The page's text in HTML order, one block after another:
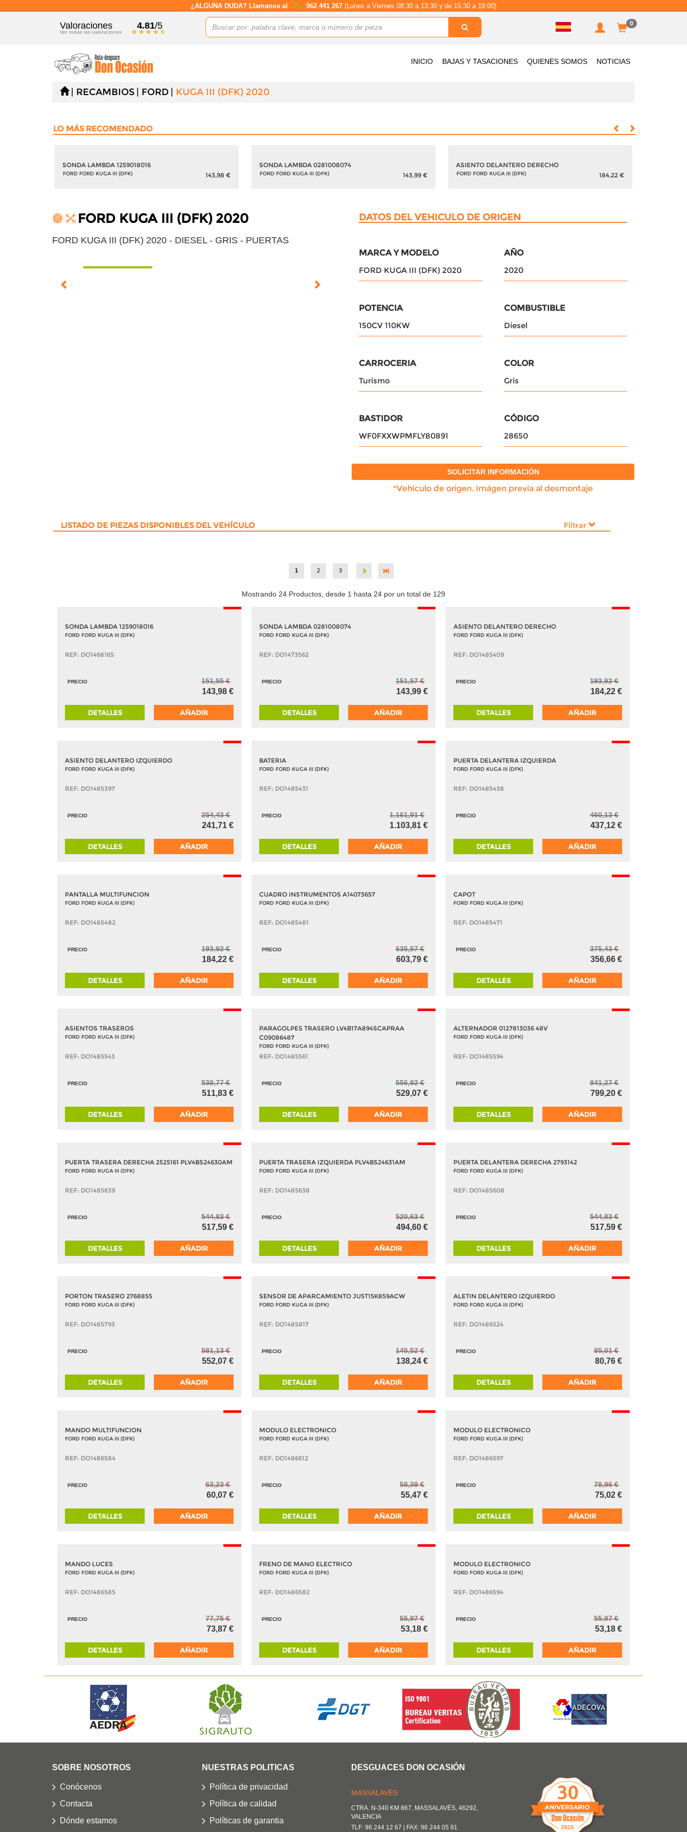
¿ALGUNA DUDA? Llamanos al 962 441 267 (Lunes a Viernes 08:30 a 13:30 y de 15:30 a 19:00)
Valoraciones
Ver todas las valoraciones
4.81/5 0
INICIO BAJAS Y TASACIONES QUIENES SOMOS NOTICIAS
RECAMBIOS FORD KUGA III (DFK) 2020
LO MÁS RECOMENDADO
SONDA LAMBDA 1259018016
FORD FORD KUGA III (DFK) 143,98 €
SONDA LAMBDA 0281008074
FORD FORD KUGA III (DFK) 143,99 €
ASIENTO DELANTERO DERECHO
FORD FORD KUGA III (DFK) 184,22 €
FORD KUGA III (DFK) 2020
FORD KUGA III (DFK) 2020 - DIESEL - GRIS - PUERTAS
DATOS DEL VEHICULO DE ORIGEN
MARCA Y MODELO
FORD KUGA III (DFK) 2020
AÑO
2020
POTENCIA
150CV 110KW
COMBUSTIBLE
Diesel
CARROCERIA
Turismo
COLOR
Gris
BASTIDOR
WF0FXXWPMFLY80891
CÓDIGO
28650
SOLICITAR INFORMACIÓN
*Vehiculo de origen. Imágen previa al desmontaje
LISTADO DE PIEZAS DISPONIBLES DEL VEHÍCULO Filtrar
1 2 3
Mostrando 24 Productos, desde 1 hasta 24 por un total de 129
SONDA LAMBDA 1259018016
FORD FORD KUGA III (DFK)
REF: DO1468165
PRECIO 151,55 €
143,98 €
DETALLES AÑADIR
SONDA LAMBDA 0281008074
FORD FORD KUGA III (DFK)
REF: DO1473562
PRECIO 151,57 €
143,99 €
DETALLES AÑADIR
ASIENTO DELANTERO DERECHO
FORD FORD KUGA III (DFK)
REF: DO1485409
PRECIO 193,92 €
184,22 €
DETALLES AÑADIR
ASIENTO DELANTERO IZQUIERDO
FORD FORD KUGA III (DFK)
REF: DO1485397
PRECIO 254,43 €
241,71 €
DETALLES AÑADIR
BATERIA
FORD FORD KUGA III (DFK)
REF: DO1485431
PRECIO 1.161,91 €
1.103,81 €
DETALLES AÑADIR
PUERTA DELANTERA IZQUIERDA
FORD FORD KUGA III (DFK)
REF: DO1485438
PRECIO 460,13 €
437,12 €
DETALLES AÑADIR
PANTALLA MULTIFUNCION
FORD FORD KUGA III (DFK)
REF: DO1485482
PRECIO 193,92 €
184,22 €
DETALLES AÑADIR
CUADRO INSTRUMENTOS A14073657
FORD FORD KUGA III (DFK)
REF: DO1485481
PRECIO 635,57 €
603,79 €
DETALLES AÑADIR
CAPOT
FORD FORD KUGA III (DFK)
REF: DO1485471
PRECIO 375,43 €
356,66 €
DETALLES AÑADIR
ASIENTOS TRASEROS
FORD FORD KUGA III (DFK)
REF: DO1485543
PRECIO 538,77 €
511,83 €
DETALLES AÑADIR
PARAGOLPES TRASERO LV4B17A894SCAPRAA
C09086487
FORD FORD KUGA III (DFK)
REF: DO1485561
PRECIO 556,92 €
529,07 €
DETALLES AÑADIR
ALTERNADOR 0127813036 48V
FORD FORD KUGA III (DFK)
REF: DO1485594
PRECIO 841,27 €
799,20 €
DETALLES AÑADIR
PUERTA TRASERA DERECHA 2525161 PLV4BS24630AM
FORD FORD KUGA III (DFK)
REF: DO1485639
PRECIO 544,83 €
517,59 €
DETALLES AÑADIR
PUERTA TRASERA IZQUIERDA PLV4BS24631AM
FORD FORD KUGA III (DFK)
REF: DO1485638
PRECIO 520,63 €
494,60 €
DETALLES AÑADIR
PUERTA DELANTERA DERECHA 2793142
FORD FORD KUGA III (DFK)
REF: DO1485608
PRECIO 544,83 €
517,59 €
DETALLES AÑADIR
PORTON TRASERO 2768855
FORD FORD KUGA III (DFK)
REF: DO1485793
PRECIO 581,13 €
552,07 €
DETALLES AÑADIR
SENSOR DE APARCAMIENTO JU5T15K859ACW
FORD FORD KUGA III (DFK)
REF: DO1485817
PRECIO 145,52 €
138,24 €
DETALLES AÑADIR
ALETIN DELANTERO IZQUIERDO
FORD FORD KUGA III (DFK)
REF: DO1486524
PRECIO 85,01 €
80,76 €
DETALLES AÑADIR
MANDO MULTIFUNCION
FORD FORD KUGA III (DFK)
REF: DO1486584
PRECIO 63,23 €
60,07 €
DETALLES AÑADIR
MODULO ELECTRONICO
FORD FORD KUGA III (DFK)
REF: DO1486612
PRECIO 58,39 €
55,47 €
DETALLES AÑADIR
MODULO ELECTRONICO
FORD FORD KUGA III (DFK)
REF: DO1486597
PRECIO 78,96 €
75,02 €
DETALLES AÑADIR
MANDO LUCES
FORD FORD KUGA III (DFK)
REF: DO1486585
PRECIO 77,75 €
73,87 €
DETALLES AÑADIR
FRENO DE MANO ELECTRICO
FORD FORD KUGA III (DFK)
REF: DO1486582
PRECIO 55,97 €
53,18 €
DETALLES AÑADIR
MODULO ELECTRONICO
FORD FORD KUGA III (DFK)
REF: DO1486594
PRECIO 55,97 €
53,18 €
DETALLES AÑADIR
SOBRE NOSOTROS
Conócenos
Contacta
Dónde estamos
NUESTRAS POLITICAS
Política de privacidad
Política de calidad
Políticas de garantia
DESGUACES DON OCASIÓN
MASSALAVÉS
CTRA. N-340 KM 867, MASSALAVÉS, 46292,
VALENCIA
TLF: 96 244 12 67 | FAX: 96 244 05 91